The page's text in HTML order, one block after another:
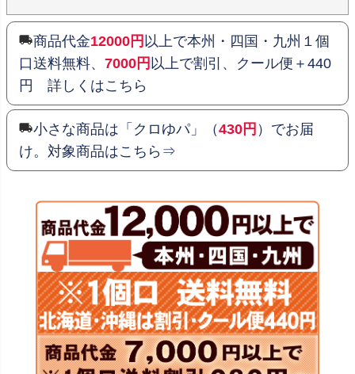
商品代金12000円 以上で本州・四国・九州１個
口送料無料、 7000円 以上で割引、クール便＋440
円 詳しくはこちら
小さな商品は「クロゆパ」（430円 ）でお届
け。対象商品はこちら⇒